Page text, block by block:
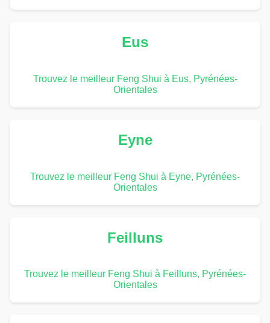
Eus
Trouvez le meilleur Feng Shui à Eus, Pyrénées-
Orientales
Eyne
Trouvez le meilleur Feng Shui à Eyne, Pyrénées-
Orientales
Feilluns
Trouvez le meilleur Feng Shui à Feilluns, Pyrénées-
Orientales